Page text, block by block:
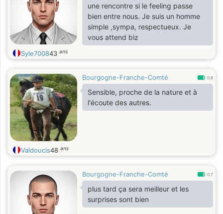
une rencontre si le feeling passe
bien entre nous. Je suis un homme
simple ,sympa, respectueux. Je
vous attend biz
Syle700843 ans
Bourgogne-Franche-Comté 0.8
Sensible, proche de la nature et à
l'écoute des autres.
Valdoucis48 ans
Bourgogne-Franche-Comté 0.7
plus tard ça sera meilleur et les
surprises sont bien